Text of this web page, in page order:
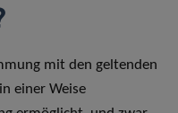
mit den geltenden
einer Weise